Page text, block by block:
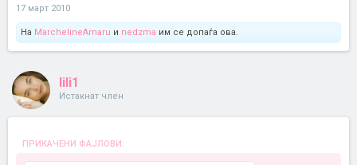
17 март 2010
На MarchelineAmaru и nedzma им се допаѓа ова.
lili1
Истакнат член
ПРИКАЧЕНИ ФАЈЛОВИ: